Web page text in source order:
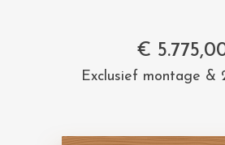
€
Exclusief montage &